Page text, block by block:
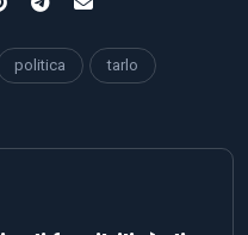
politica tarlo